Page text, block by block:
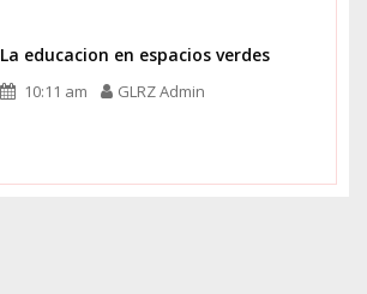
La educacion en espacios verdes
10:11 am GLRZ Admin